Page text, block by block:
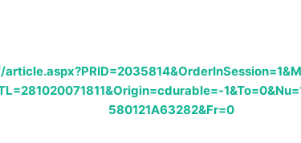
580121A63282&Fr=0